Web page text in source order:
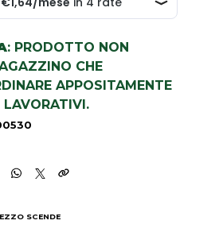
: PRODOTTO NON
CHE
APPOSITAMENTE
LAVORATIVI.
SCENDE